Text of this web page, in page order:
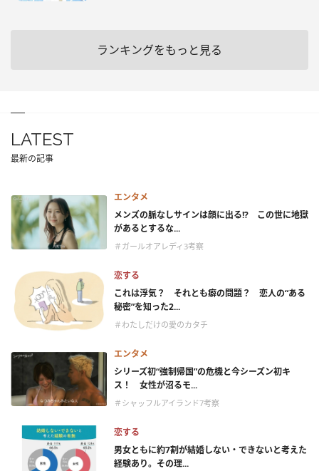
ランキングをもっと見る
LATEST
最新の記事
エンタメ
メンズの脈なしサインは顔に出る!? この世に地獄
があるとするな...
＃ガールオアレディ3考察
恋する
これは浮気？ それとも癖の問題？ 恋人の“ある
秘密”を知った2...
＃わたしだけの愛のカタチ
エンタメ
シリーズ初“強制帰国”の危機と今シーズン初キ
ス！ 女性が沼るモ...
＃シャッフルアイランド7考察
恋する
男女ともに約7割が結婚しない・できないと考えた
経験あり。その理...